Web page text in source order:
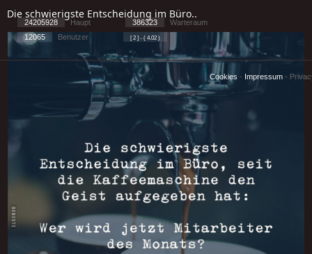
Die schwierigste Entscheidung im Büro..
24205928 Haupt 386323
Warteraum
12065
Benutzer [ 2 ] - ( 4.02 )
Cookies - Impressum -